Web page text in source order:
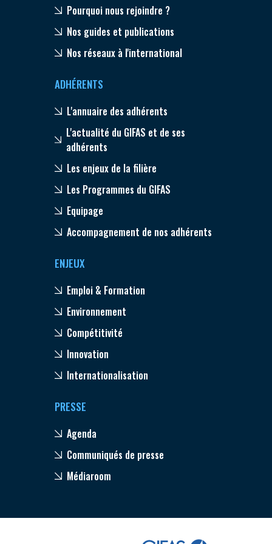
Pourquoi nous rejoindre ?
Nos guides et publications
Nos réseaux à l'international
ADHÉRENTS
L'annuaire des adhérents
L'actualité du GIFAS et de ses
adhérents
Les enjeux de la filière
Les Programmes du GIFAS
Equipage
Accompagnement de nos adhérents
ENJEUX
Emploi & Formation
Environnement
Compétitivité
Innovation
Internationalisation
PRESSE
Agenda
Communiqués de presse
Médiaroom